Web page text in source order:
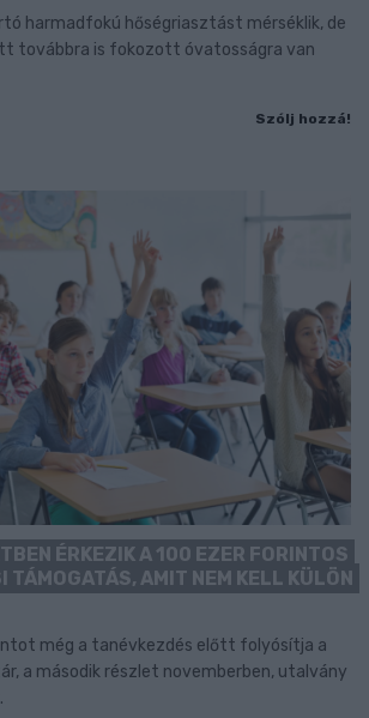
harmadfokú hőségriasztást mérséklik, de
továbbra is fokozott óvatosságra van
Szólj hozzá!
ÉRKEZIK A 100 EZER FORINTOS
TÁMOGATÁS, AMIT NEM KELL KÜLÖN
még a tanévkezdés előtt folyósítja a
a második részlet novemberben, utalvány